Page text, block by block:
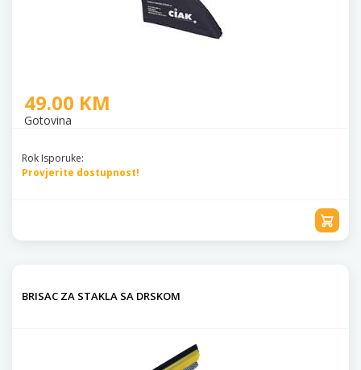
49.00 KM
Gotovina
Rok Isporuke:
Provjerite dostupnost!
BRISAC ZA STAKLA SA DRSKOM